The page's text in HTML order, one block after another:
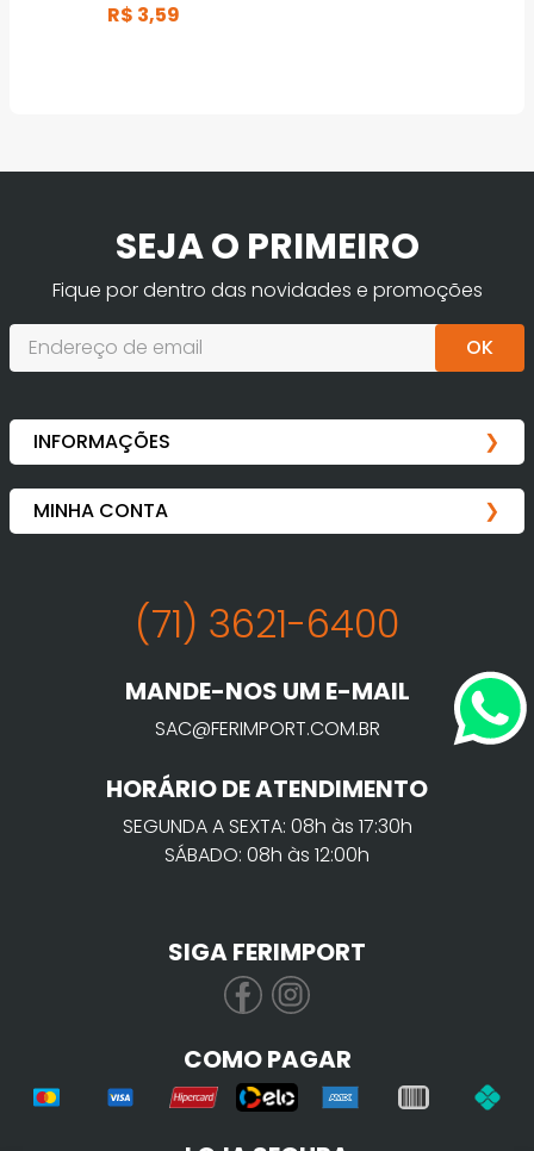
R$ 3,59
SEJA O PRIMEIRO
Fique por dentro das novidades e promoções
OK
(71) 3621-6400
MANDE-NOS UM E-MAIL
SAC@FERIMPORT.COM.BR
HORÁRIO DE ATENDIMENTO
SEGUNDA A SEXTA: 08h às 17:30h
SÁBADO: 08h às 12:00h
SIGA FERIMPORT
COMO PAGAR